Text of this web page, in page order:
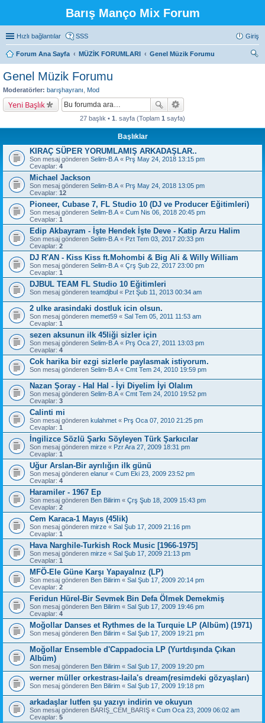
Barış Manço Mix Forum
Hızlı bağlantılar SSS Giriş
Forum Ana Sayfa MÜZİK FORUMLARI
Genel Müzik Forumu
Genel Müzik Forumu
Moderatörler: barışhayranı Mod
Yeni Başlık
27 başlık • 1 . sayfa (Toplam 1 sayfa)
Başlıklar
KIRAÇ SÜPER YORUMLAMIŞ ARKADAŞLAR..
Son mesaj gönderen Selim-B.A « Prş May 24, 2018 13:15 pm
Cevaplar: 4
Michael Jackson
Son mesaj gönderen Selim-B.A « Prş May 24, 2018 13:05 pm
Cevaplar: 12
Pioneer, Cubase 7, FL Studio 10 (DJ ve Producer Eğitimleri)
Son mesaj gönderen Selim-B.A « Cum Nis 06, 2018 20:45 pm
Cevaplar: 1
Edip Akbayram - İşte Hendek İşte Deve - Katip Arzu Halim
Son mesaj gönderen Selim-B.A « Pzt Tem 03, 2017 20:33 pm
Cevaplar: 2
DJ R'AN - Kiss Kiss ft.Mohombi & Big Ali & Willy William
Son mesaj gönderen Selim-B.A « Çrş Şub 22, 2017 23:00 pm
Cevaplar: 1
DJBUL TEAM FL Studio 10 Eğitimleri
Son mesaj gönderen teamdjbul « Pzt Şub 11, 2013 00:34 am
2 ulke arasindaki dostluk icin olsun.
Son mesaj gönderen memet59 « Sal Tem 05, 2011 11:53 am
Cevaplar: 1
sezen aksunun ilk 45liği sizler için
Son mesaj gönderen Selim-B.A « Prş Oca 27, 2011 13:03 pm
Cevaplar: 4
Cok harika bir ezgi sizlerle paylasmak istiyorum.
Son mesaj gönderen Selim-B.A « Cmt Tem 24, 2010 19:59 pm
Nazan Şoray - Hal Hal - İyi Diyelim İyi Olalım
Son mesaj gönderen Selim-B.A « Cmt Tem 24, 2010 19:52 pm
Cevaplar: 3
Calinti mi
Son mesaj gönderen kulahmet « Prş Oca 07, 2010 21:25 pm
Cevaplar: 1
İngilizce Sözlü Şarkı Söyleyen Türk Şarkıcılar
Son mesaj gönderen mirze « Pzr Ara 27, 2009 18:31 pm
Cevaplar: 1
Uğur Arslan-Bir ayrılığın ilk günü
Son mesaj gönderen elanur « Cum Eki 23, 2009 23:52 pm
Cevaplar: 4
Haramiler - 1967 Ep
Son mesaj gönderen Ben Bilirim « Çrş Şub 18, 2009 15:43 pm
Cevaplar: 2
Cem Karaca-1 Mayıs (45lik)
Son mesaj gönderen mirze « Sal Şub 17, 2009 21:16 pm
Cevaplar: 1
Hava Narghile-Turkish Rock Music [1966-1975]
Son mesaj gönderen mirze « Sal Şub 17, 2009 21:13 pm
Cevaplar: 1
MFÖ-Ele Güne Karşı Yapayalnız (LP)
Son mesaj gönderen Ben Bilirim « Sal Şub 17, 2009 20:14 pm
Cevaplar: 2
Feridun Hürel-Bir Sevmek Bin Defa Ölmek Demekmiş
Son mesaj gönderen Ben Bilirim « Sal Şub 17, 2009 19:46 pm
Cevaplar: 4
Moğollar Danses et Rythmes de la Turquie LP (Albüm) (1971)
Son mesaj gönderen Ben Bilirim « Sal Şub 17, 2009 19:21 pm
Moğollar Ensemble d'Cappadocia LP (Yurtdışında Çıkan
Albüm)
Son mesaj gönderen Ben Bilirim « Sal Şub 17, 2009 19:20 pm
werner müller orkestrası-laila's dream(resimdeki gözyaşları)
Son mesaj gönderen Ben Bilirim « Sal Şub 17, 2009 19:18 pm
arkadaşlar lutfen şu yazıyı indirin ve okuyun
Son mesaj gönderen BARIŞ_CEM_BARIŞ « Cum Oca 23, 2009 06:02 am
Cevaplar: 5